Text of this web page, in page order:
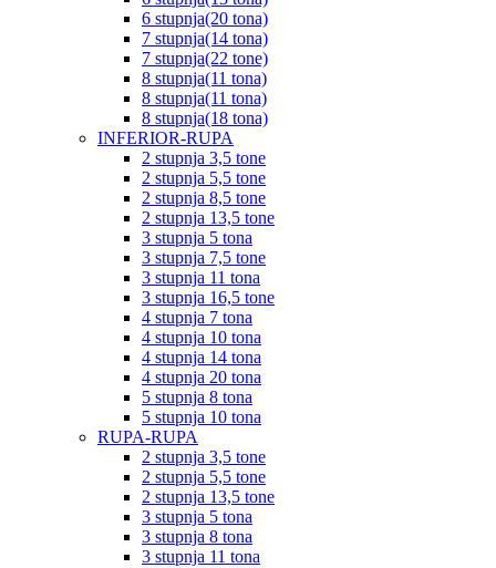
6 stupnja(20 tona)
7 stupnja(14 tona)
7 stupnja(22 tone)
8 stupnja(11 tona)
8 stupnja(11 tona)
8 stupnja(18 tona)
INFERIOR-RUPA
2 stupnja 3,5 tone
2 stupnja 5,5 tone
2 stupnja 8,5 tone
2 stupnja 13,5 tone
3 stupnja 5 tona
3 stupnja 7,5 tone
3 stupnja 11 tona
3 stupnja 16,5 tone
4 stupnja 7 tona
4 stupnja 10 tona
4 stupnja 14 tona
4 stupnja 20 tona
5 stupnja 8 tona
5 stupnja 10 tona
RUPA-RUPA
2 stupnja 3,5 tone
2 stupnja 5,5 tone
2 stupnja 13,5 tone
3 stupnja 5 tona
3 stupnja 8 tona
3 stupnja 11 tona